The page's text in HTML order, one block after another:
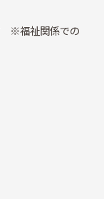
※福祉関係での